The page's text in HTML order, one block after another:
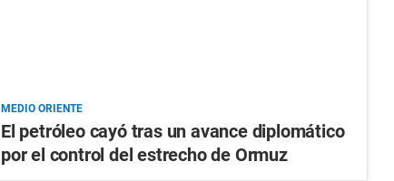
MEDIO ORIENTE
El petróleo cayó tras un avance diplomático
por el control del estrecho de Ormuz